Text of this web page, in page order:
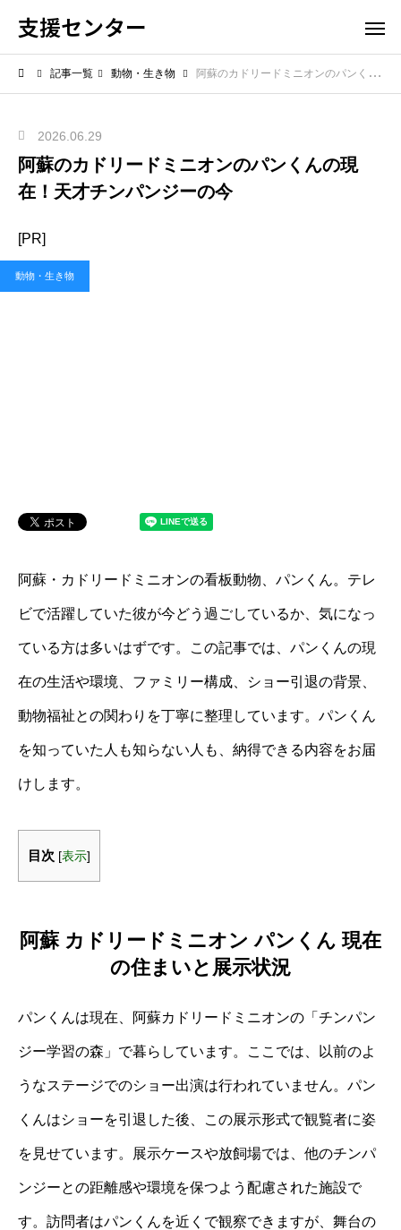
支援センター
記事一覧 動物・生き物 阿蘇のカドリードミニオンのパンくんの現在！天才チンパンジーの今
2026.06.29
阿蘇のカドリードミニオンのパンくんの現
在！天才チンパンジーの今
[PR]
動物・生き物
阿蘇・カドリードミニオンの看板動物、パンくん。テレ
ビで活躍していた彼が今どう過ごしているか、気になっ
ている方は多いはずです。この記事では、パンくんの現
在の生活や環境、ファミリー構成、ショー引退の背景、
動物福祉との関わりを丁寧に整理しています。パンくん
を知っていた人も知らない人も、納得できる内容をお届
けします。
目次 [表示]
阿蘇 カドリードミニオン パンくん 現在
の住まいと展示状況
パンくんは現在、阿蘇カドリードミニオンの「チンパン
ジー学習の森」で暮らしています。ここでは、以前のよ
うなステージでのショー出演は行われていません。パン
くんはショーを引退した後、この展示形式で観覧者に姿
を見せています。展示ケースや放飼場では、他のチンパ
ンジーとの距離感や環境を保つよう配慮された施設で
す。訪問者はパンくんを近くで観察できますが、舞台の